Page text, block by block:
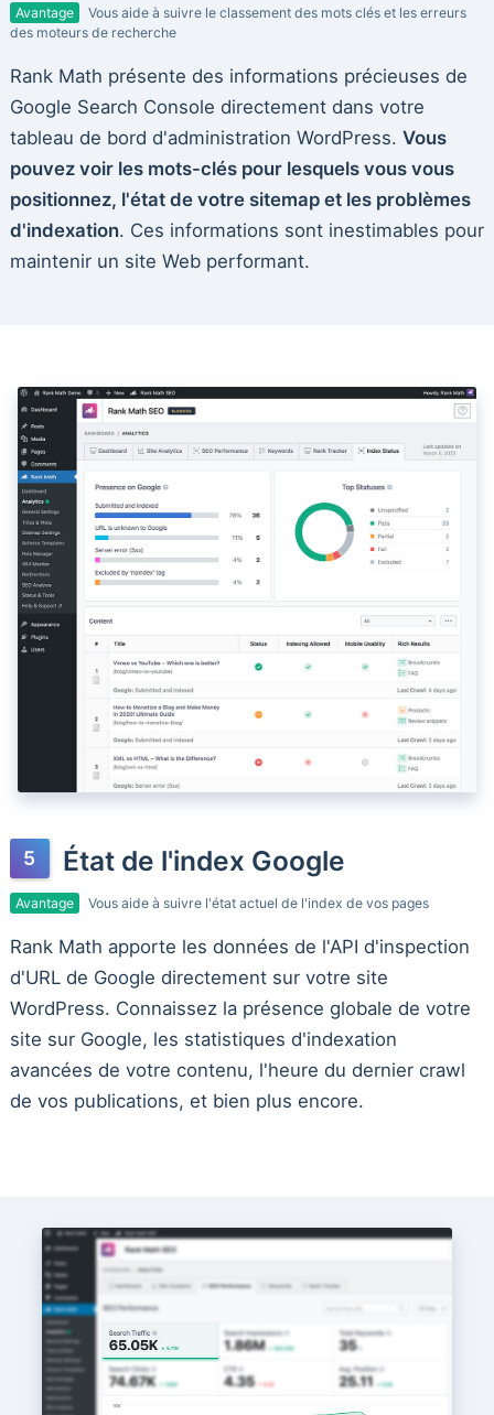
Avantage
Vous aide à suivre le classement des mots clés et les erreurs
des moteurs de recherche
Rank Math présente des informations précieuses de
Google Search Console directement dans votre
tableau de bord d'administration WordPress. Vous
pouvez voir les mots-clés pour lesquels vous vous
positionnez, l'état de votre sitemap et les problèmes
d'indexation. Ces informations sont inestimables pour
maintenir un site Web performant.
État de l'index Google
Avantage Vous aide à suivre l'état actuel de l'index de vos pages
Rank Math apporte les données de l'API d'inspection
d'URL de Google directement sur votre site
WordPress. Connaissez la présence globale de votre
site sur Google, les statistiques d'indexation
avancées de votre contenu, l'heure du dernier crawl
de vos publications, et bien plus encore.